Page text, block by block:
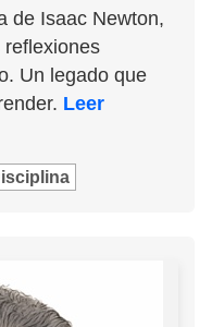
de Isaac Newton,
Un legado que
Leer